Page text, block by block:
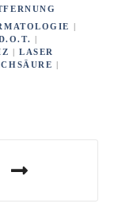
|
|
|LASER
|